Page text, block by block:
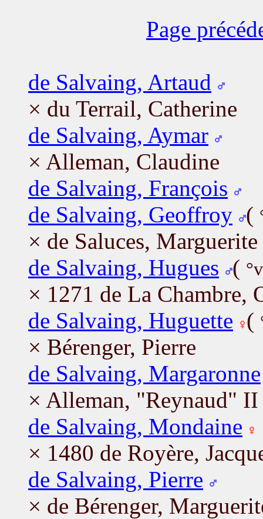
Page
de Salvaing, Artaud
× du Terrail, Catherine
de Salvaing, Aymar
× Alleman, Claudine
de Salvaing, François
de Salvaing, Geoffroy (
× de Saluces, Marguerite
de Salvaing, Hugues (
× 1271 de La Chambre,
de Salvaing, Huguette (
× Bérenger, Pierre
de Salvaing, Margaronne
× Alleman, "Reynaud" II
de Salvaing, Mondaine
× 1480 de Royère,
de Salvaing, Pierre
× de Bérenger,